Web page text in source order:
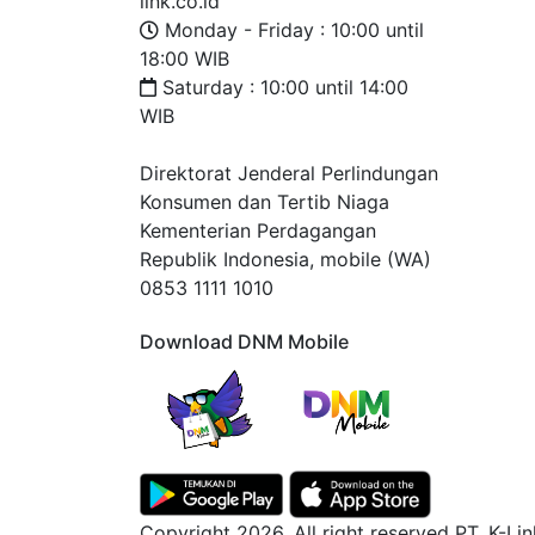
Monday - Friday : 10:00 until
18:00 WIB
Saturday : 10:00 until 14:00
WIB
Direktorat Jenderal Perlindungan
Konsumen dan Tertib Niaga
Kementerian Perdagangan
Republik Indonesia, mobile (WA)
0853 1111 1010
Download DNM Mobile